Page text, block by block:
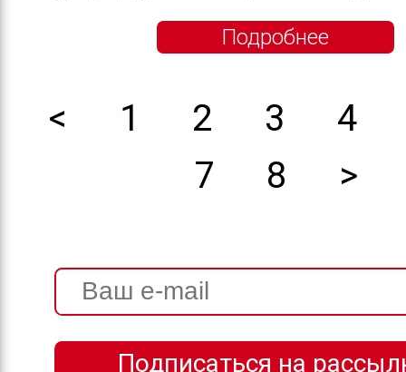
Подробнее
< 1 2 3
4
7
8 >